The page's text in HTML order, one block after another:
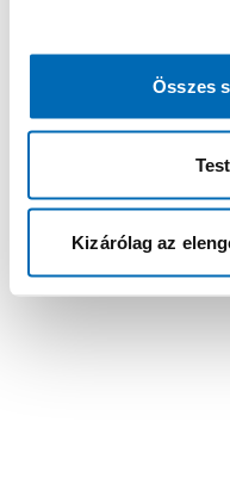
Összes
Kizárólag az